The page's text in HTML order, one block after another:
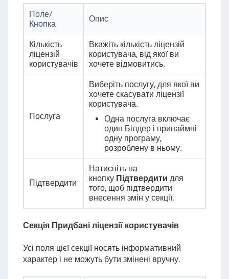
Поле/
Кнопка
Опис
Кількість
ліцензій
користувачів
Вкажіть кількість ліцензій
користувача, від якої ви
хочете відмовитись.
Послуга
Виберіть послугу, для якої ви
хочете скасувати ліцензії
користувача.
Одна послуга включає
один Білдер і принаймні
одну програму,
розроблену в ньому.
Підтвердити
Натисніть на
кнопку Підтвердити для
того, щоб підтвердити
внесення змін у секції.
Секція Придбані ліцензії користувачів
Усі поля цієї секції носять інформативний
характер і не можуть бути змінені вручну.